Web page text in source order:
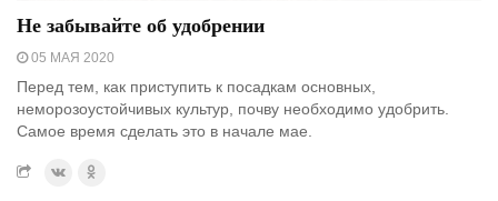
Не забывайте об удобрении
05 МАЯ 2020
Перед тем, как приступить к посадкам основных,
неморозоустойчивых культур, почву необходимо удобрить.
Самое время сделать это в начале мае.